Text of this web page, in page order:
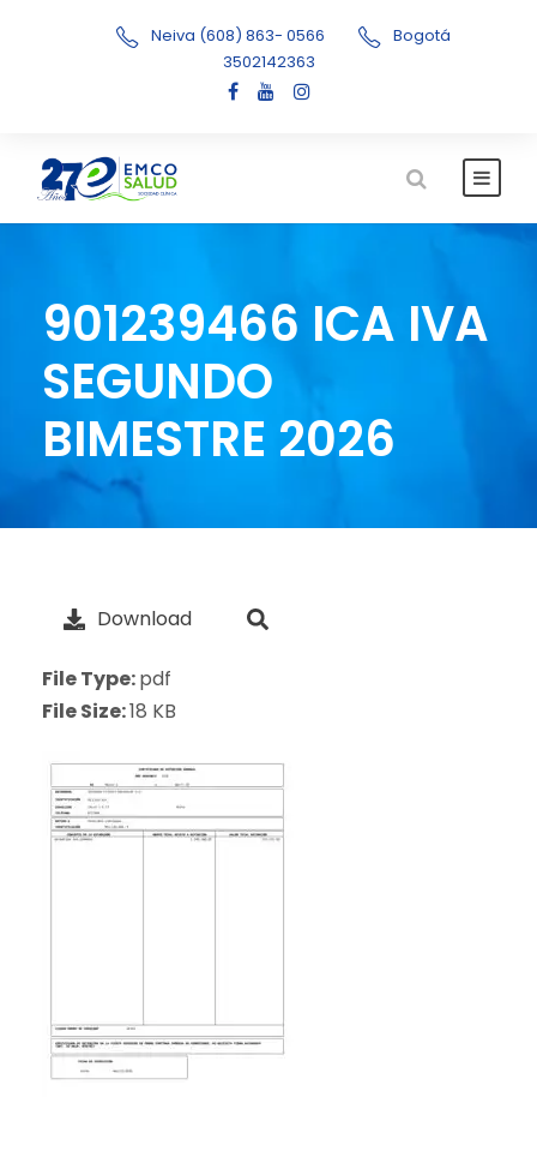
Neiva (608) 863- 0566
Bogotá
3502142363
901239466 ICA IVA
SEGUNDO
BIMESTRE 2026
Download
File Type:pdf
File Size:18 KB